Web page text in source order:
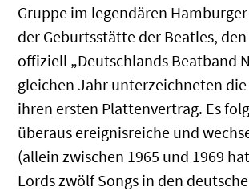
Gruppe im legendären Hamburger
der Geburtsstätte der Beatles, den
offiziell „Deutschlands Beatband
gleichen Jahr unterzeichneten
ihren ersten Plattenvertrag. Es
überaus ereignisreiche und
(allein zwischen 1965 und 1969
Lords zwölf Songs in den